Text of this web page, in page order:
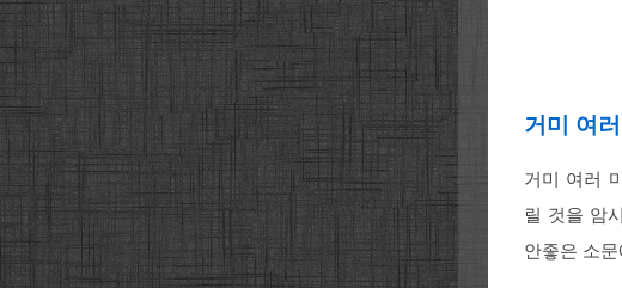
거미 여
거미 여러
릴 것을 암
안좋은 소